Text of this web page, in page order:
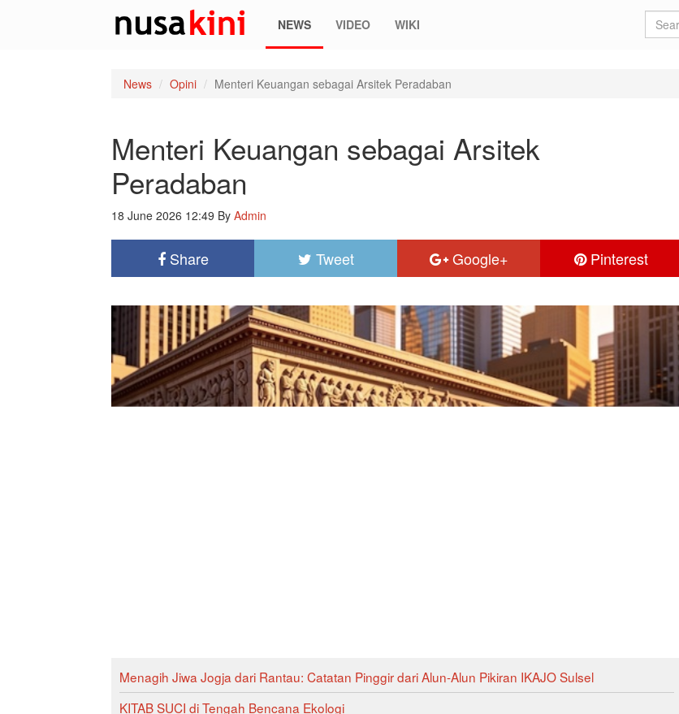
NEWS VIDEO WIKI
News Opini Menteri Keuangan sebagai Arsitek Peradaban
Menteri Keuangan sebagai Arsitek
Peradaban
18 June 2026 12:49 By Admin
Share Tweet Google+ Pinterest
Menagih Jiwa Jogja dari Rantau: Catatan Pinggir dari Alun-Alun Pikiran IKAJO Sulsel
KITAB SUCI di Tengah Bencana Ekologi